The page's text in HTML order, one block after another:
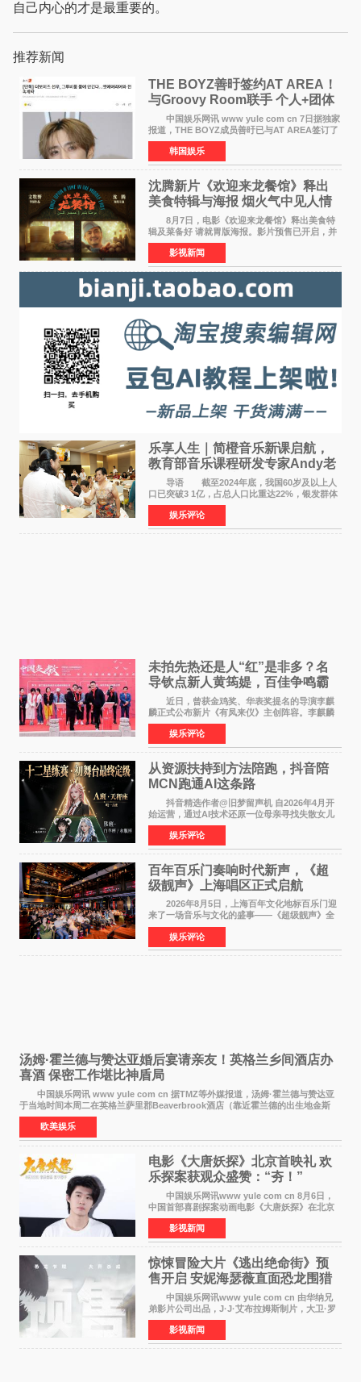
自己内心的才是最重要的。
推荐新闻
THE BOYZ善旴签约AT AREA！
与Groovy Room联手 个人+团体
活动并行
中国娱乐网讯 www yule com cn 7日据独家
报道，THE BOYZ成员善旴已与AT AREA签订了
专属合约。AT AREA是由知名制作人组合
Groovy Room创立的hip-hop厂牌，旗下拥有多
位实力派音乐人，在韩
韩国娱乐
沈腾新片《欢迎来龙餐馆》释出
美食特辑与海报 烟火气中见人情
温暖
8月7日，电影《欢迎来龙餐馆》释出美食特
辑及菜备好 请就胃版海报。影片预售已开启，并
将于8月8日至10日14:00-21:00举行全国超前点
映。电影《欢迎来龙餐馆》作为战争美食喜剧大
片，讲述了中国
影视新闻
乐享人生｜简橙音乐新课启航，
教育部音乐课程研发专家Andy老
师重磅入驻领航银龄琴声
导语 截至2024年底，我国60岁及以上人
口已突破3 1亿，占总人口比重达22%，银发群体
的精神文化需求日益凸显。2024年1月，国务院办
公厅印发《关于发展银发经济增进老年人福祉的
意见》——这是
娱乐评论
未拍先热还是人“红”是非多？名
导钦点新人黄筠媞，百佳争鸣霸
气回应
近日，曾获金鸡奖、华表奖提名的导演李麒
麟正式公布新片《有凤来仪》主创阵容。李麒麟
早年凭电影《华容道》获得金鸡奖、华表奖提
名，此后长期参与国内外电影制作，其担任制片
人参与的作品亦曾
娱乐评论
从资源扶持到方法陪跑，抖音陪
MCN跑通AI这条路
抖音精选作者@旧梦留声机 自2026年4月开
始运营，通过AI技术还原一位母亲寻找失散女儿
的故事，凭借强情感表达获得大量用户关注，发
布仅21小时便获得超1亿曝光、超1000万互动。
此后，账号持续沿
娱乐评论
百年百乐门奏响时代新声，《超
级靓声》上海唱区正式启航
2026年8月5日，上海百年文化地标百乐门迎
来了一场音乐与文化的盛事——《超级靓声》全
国励志音乐公益节目上海唱区新闻发布会暨启动
仪式在此隆重举行。各界领导、嘉宾与媒体朋友
齐聚一堂，共同
娱乐评论
汤姆·霍兰德与赞达亚婚后宴请亲友！英格兰乡间酒店办
喜酒 保密工作堪比神盾局
中国娱乐网讯 www yule com cn 据TMZ等外媒报道，汤姆·霍兰德与赞达亚
于当地时间本周二在英格兰萨里郡Beaverbrook酒店（靠近霍兰德的出生地金斯
顿）举办婚宴，邀请家人与朋友们喝喜酒，庆祝
欧美娱乐
电影《大唐妖探》北京首映礼 欢
乐探案获观众盛赞：“夯！”
中国娱乐网讯www yule com cn 8月6日，
中国首部喜剧探案动画电影《大唐妖探》在北京
举办电影首映礼。导演程腾、联合导演黄珉、总
制片人曹紫建、制片人李莹莹，配音导演张喆，
对白指导程寅，领
影视新闻
惊悚冒险大片《逃出绝命街》预
售开启 安妮海瑟薇直面恐龙围猎
中国娱乐网讯www yule com cn 由华纳兄
弟影片公司出品，J·J·艾布拉姆斯制片，大卫·罗
伯特·米切尔执导，好莱坞巨星安妮·海瑟薇和伊万
·麦克格雷格领衔主演的2026暑期惊悚冒险大片
《逃出绝
影视新闻